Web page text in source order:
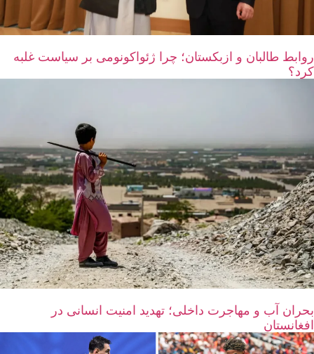
روابط طالبان و ازبکستان؛ چرا ژئواکونومی بر سیاست غلبه
کرد؟
بحران آب و مهاجرت داخلی؛ تهدید امنیت انسانی در
افغانستان